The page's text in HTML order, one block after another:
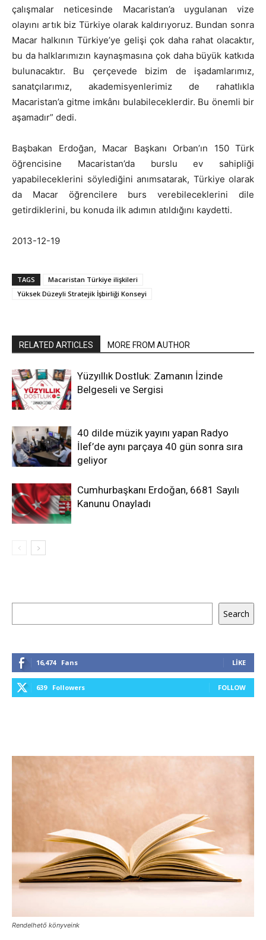
çalışmalar neticesinde Macaristan’a uygulanan vize
olayını artık biz Türkiye olarak kaldırıyoruz. Bundan sonra
Macar halkının Türkiye’ye gelişi çok daha rahat olacaktır,
bu da halklarımızın kaynaşmasına çok daha büyük katkıda
bulunacaktır. Bu çerçevede bizim de işadamlarımız,
sanatçılarımız, akademisyenlerimiz de rahatlıkla
Macaristan’a gitme imkânı bulabileceklerdir. Bu önemli bir
aşamadır” dedi.
Başbakan Erdoğan, Macar Başkanı Orban’ın 150 Türk
öğrencisine Macaristan’da burslu ev sahipliği
yapabileceklerini söylediğini anımsatarak, Türkiye olarak
da Macar öğrencilere burs verebileceklerini dile
getirdiklerini, bu konuda ilk adımın atıldığını kaydetti.
2013-12-19
TAGS
Macaristan Türkiye ilişkileri
Yüksek Düzeyli Stratejik İşbirliği Konseyi
RELATED ARTICLES MORE FROM AUTHOR
Yüzyıllık Dostluk: Zamanın İzinde
Belgeseli ve Sergisi
40 dilde müzik yayını yapan Radyo
İlef’de aynı parçaya 40 gün sonra sıra
geliyor
Cumhurbaşkanı Erdoğan, 6681 Sayılı
Kanunu Onayladı
Search
16,474 Fans LIKE
639 Followers FOLLOW
Rendelhető könyveink